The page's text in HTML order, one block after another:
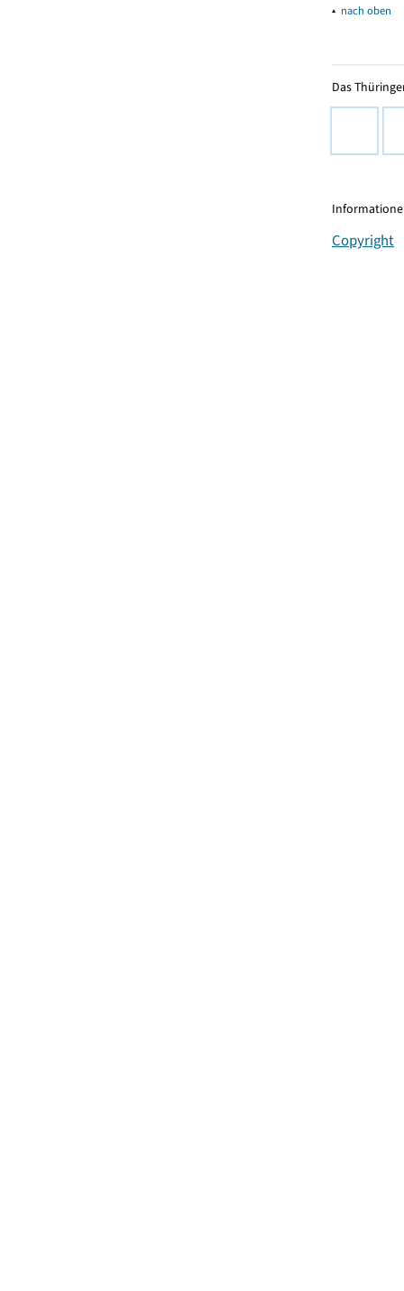
▴ nach oben
Das
Copyright